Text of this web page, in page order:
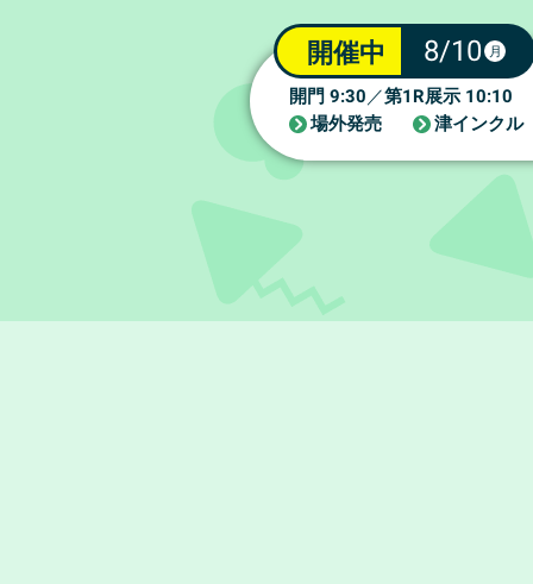
開催中 8/10 月
開門 9:30 ／第1R展示 10:10
場外発売 津インクル